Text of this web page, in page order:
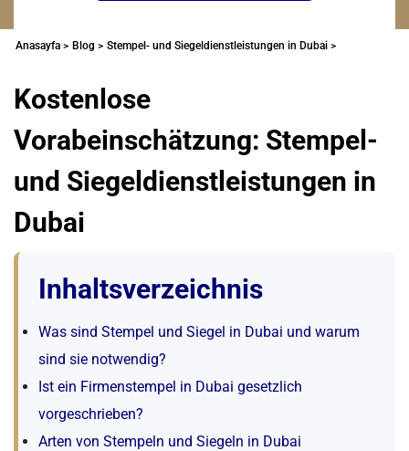
Anasayfa > Blog > Stempel- und Siegeldienstleistungen in Dubai >
Kostenlose
Vorabeinschätzung: Stempel-
und Siegeldienstleistungen in
Dubai
Inhaltsverzeichnis
Was sind Stempel und Siegel in Dubai und warum
sind sie notwendig?
Ist ein Firmenstempel in Dubai gesetzlich
vorgeschrieben?
Arten von Stempeln und Siegeln in Dubai